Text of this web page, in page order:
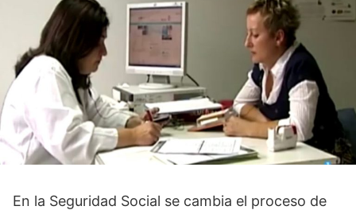
En la Seguridad Social se cambia el proceso de